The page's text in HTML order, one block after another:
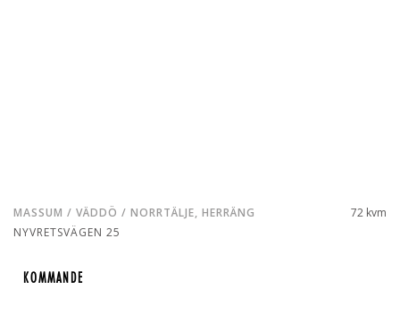
MASSUM / VÄDDÖ / NORRTÄLJE, HERRÄNG
NYVRETSVÄGEN 25
72 kvm
KOMMANDE
KOMMANDE